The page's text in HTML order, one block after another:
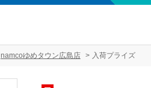
namcoゆめタウン広島店 入荷プライズ